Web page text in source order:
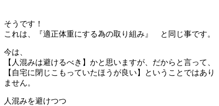
そうです！
これは、『適正体重にする為の取り組み』 と同じ事です。
今は、
【人混みは避けるべき】かと思いますが、だからと言って、
【自宅に閉じこもっていたほうが良い】ということではあり
ません。
人混みを避けつつ